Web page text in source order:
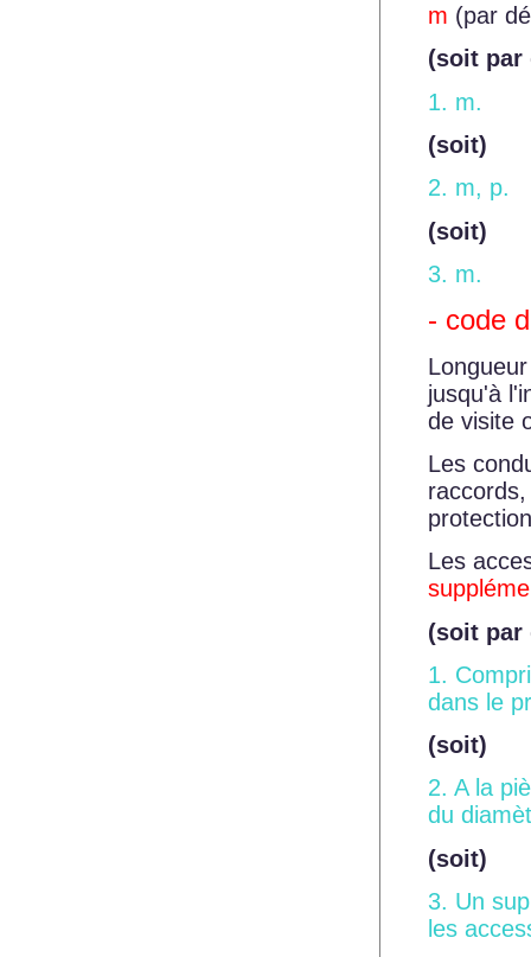
m (par
(soit par
1. m.
(soit)
2. m, p.
(soit)
3. m.
- code
jusqu'à
de visite
Les
Les
(soit par
1.
dans le
(soit)
2. A la
du
(soit)
3. Un
les